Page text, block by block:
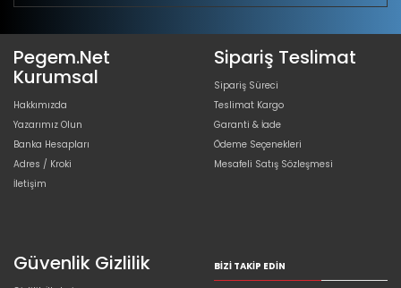
Pegem.Net
Kurumsal
Hakkımızda
Yazarımız Olun
Banka Hesapları
Adres / Kroki
İletişim
Sipariş Teslimat
Sipariş Süreci
Teslimat Kargo
Garanti & İade
Ödeme Seçenekleri
Mesafeli Satış Sözleşmesi
Güvenlik Gizlilik BIZI TAKIP EDIN